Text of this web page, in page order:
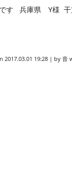
です 兵庫県 Y様
2017.03.01 19:28 | by 音